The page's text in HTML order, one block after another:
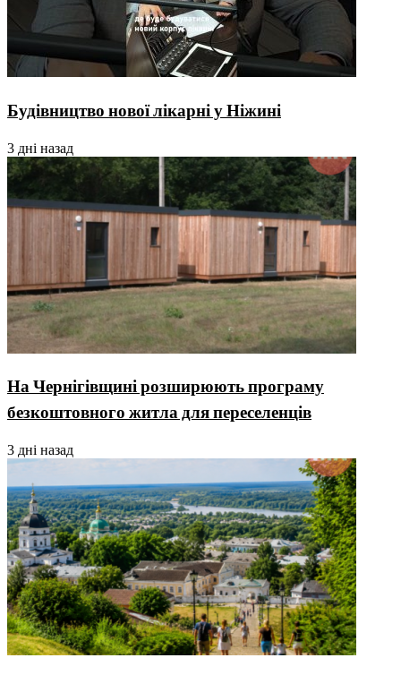
Будівництво нової лікарні у Ніжині
3 дні назад
На Чернігівщині розширюють програму
безкоштовного житла для переселенців
3 дні назад